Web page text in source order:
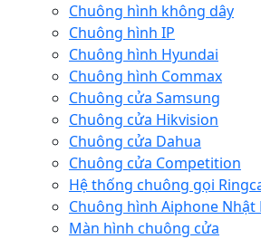
Chuông hình không dây
Chuông hình IP
Chuông hình Hyundai
Chuông hình Commax
Chuông cửa Samsung
Chuông cửa Hikvision
Chuông cửa Dahua
Chuông cửa Competition
Hệ thống chuông gọi
Chuông hình Aiphone Nhật
Màn hình chuông cửa